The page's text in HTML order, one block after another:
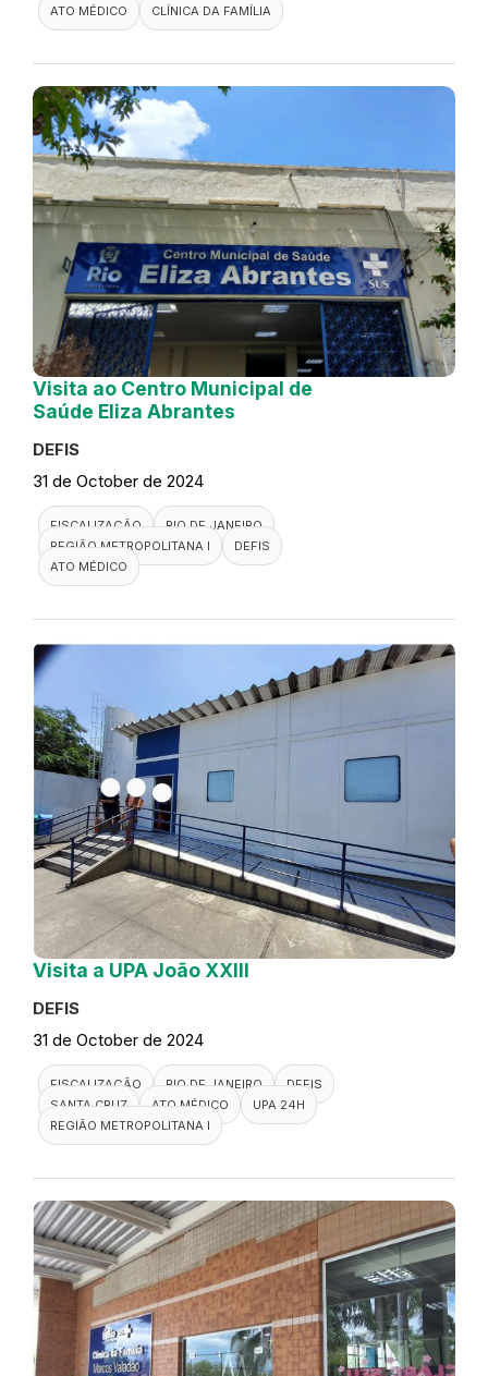
ATO MÉDICO
CLÍNICA DA FAMÍLIA
Visita ao Centro Municipal de
Saúde Eliza Abrantes
DEFIS
31 de October de 2024
FISCALIZAÇÃO
RIO DE JANEIRO
REGIÃO METROPOLITANA I
DEFIS
ATO MÉDICO
Visita a UPA João XXIII
DEFIS
31 de October de 2024
FISCALIZAÇÃO RIO DE JANEIRO
DEFIS
SANTA CRUZ
ATO MÉDICO
UPA 24H
REGIÃO METROPOLITANA I